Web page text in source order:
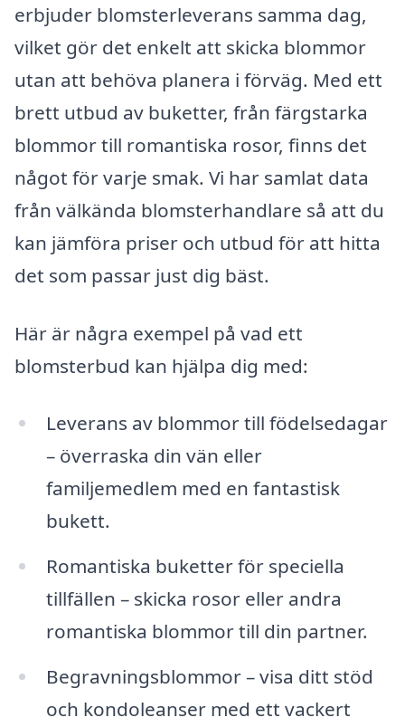
erbjuder blomsterleverans samma dag,
vilket gör det enkelt att skicka blommor
utan att behöva planera i förväg. Med ett
brett utbud av buketter, från färgstarka
blommor till romantiska rosor, finns det
något för varje smak. Vi har samlat data
från välkända blomsterhandlare så att du
kan jämföra priser och utbud för att hitta
det som passar just dig bäst.
Här är några exempel på vad ett
blomsterbud kan hjälpa dig med:
Leverans av blommor till födelsedagar
– överraska din vän eller
familjemedlem med en fantastisk
bukett.
Romantiska buketter för speciella
tillfällen – skicka rosor eller andra
romantiska blommor till din partner.
Begravningsblommor – visa ditt stöd
och kondoleanser med ett vackert